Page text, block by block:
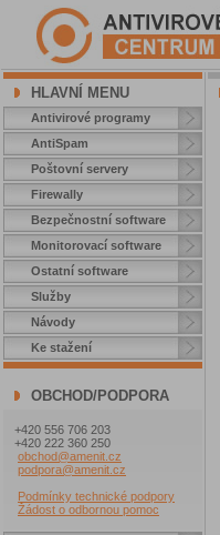
HLAVNÍ MENU
Antivirové programy
AntiSpam
Poštovní servery
Firewally
Bezpečnostní software
Monitorovací software
Ostatní software
Služby
Návody
Ke stažení
OBCHOD/PODPORA
+420 556 706 203
+420 222 360 250
obchod@amenit.cz
podpora@amenit.cz
Podmínky technické podpory
Žádost o odbornou pomoc